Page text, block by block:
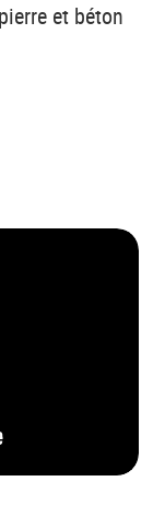
et béton